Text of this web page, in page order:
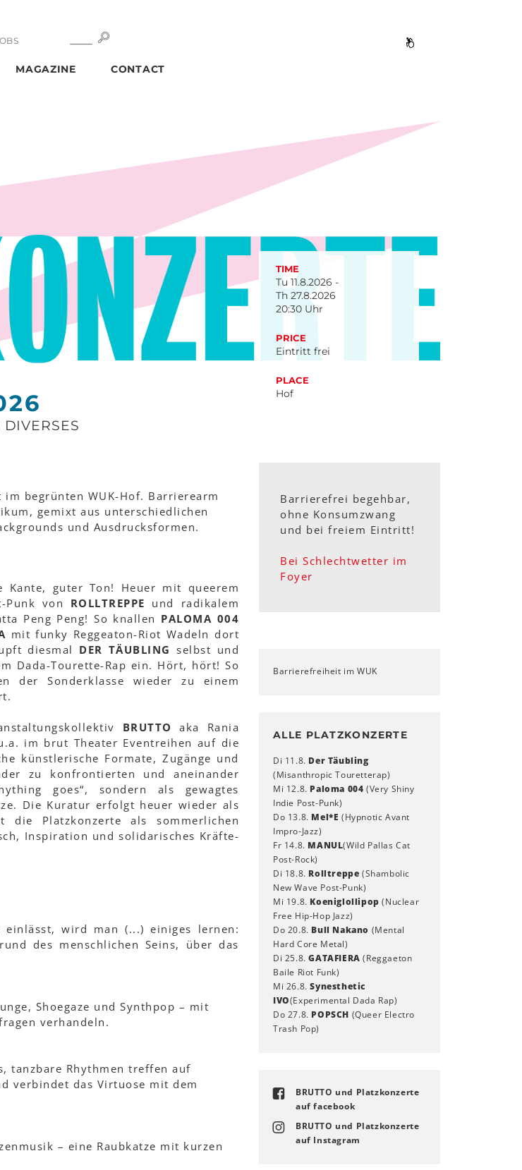
SEARCH
MAGAZINE CONTACT
TIME
Tu 11.8.2026 -
Th 27.8.2026
20:30 Uhr
PRICE
Eintritt frei
PLACE
Hof
begrünten WUK-Hof. Barrierearm
gemixt aus unterschiedlichen
und Ausdrucksformen.
Kante, guter Ton! Heuer mit queerem
Punk von ROLLTREPPE und radikalem
Peng Peng! So knallen PALOMA 004
mit funky Reggeaton-Riot Wadeln dort
diesmal DER TÄUBLING selbst und
Dada-Tourette-Rap ein. Hört, hört! So
der Sonderklasse wieder zu einem
BRUTTOaka Rania
im brut Theater Eventreihen auf die
künstlerische Formate, Zugänge und
zu konfrontierten und aneinander
goes“, sondern als gewagtes
Die Kuratur erfolgt heuer wieder als
die Platzkonzerte als sommerlichen
Inspiration und solidarisches Kräfte-
wird man (...) einiges lernen:
des menschlichen Seins, über das
Shoegaze und Synthpop – mit
verhandeln.
tanzbare Rhythmen treffen auf
verbindet das Virtuose mit dem
– eine Raubkatze mit kurzen
Barrierefrei begehbar,
ohne Konsumzwang
und bei freiem Eintritt!
Bei Schlechtwetter im
Foyer
Barrierefreiheit im WUK
ALLE PLATZKONZERTE
Di 11.8. Der Täubling
(Misanthropic Touretterap)
Mi 12.8. Paloma 004 (Very Shiny
Indie Post-Punk)
Do 13.8. Mel*E (Hypnotic Avant
Impro-Jazz)
Fr 14.8. MANUL(Wild Pallas Cat
Post-Rock)
Di 18.8. Rolltreppe (Shambolic
New Wave Post-Punk)
Mi 19.8. Koeniglollipop (Nuclear
Free Hip-Hop Jazz)
Do 20.8. Bull Nakano (Mental
Hard Core Metal)
Di 25.8.GATAFIERA (Reggaeton
Baile Riot Funk)
Mi 26.8.Synesthetic
IVO(Experimental Dada Rap)
Do 27.8. POPSCH (Queer Electro
Trash Pop)
BRUTTO und Platzkonzerte
auf facebook
BRUTTO und Platzkonzerte
auf Instagram